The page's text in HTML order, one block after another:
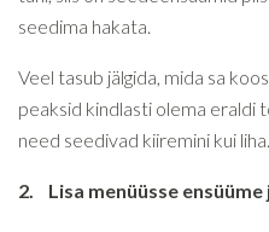
seedima hakata.
Veel tasub jälgida, mida sa
peaksid kindlasti olema eraldi
need seedivad kiiremini kui liha.
2. Lisa menüüsse